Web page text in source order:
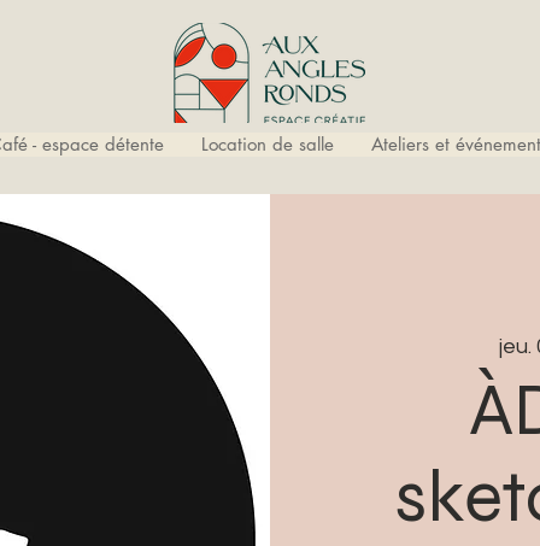
- espace détente Location de salle Ateliers et
jeu.